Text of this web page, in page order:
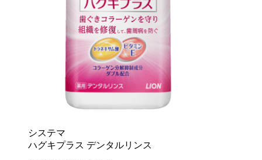
システマ
ハグキプラス デンタルリンス